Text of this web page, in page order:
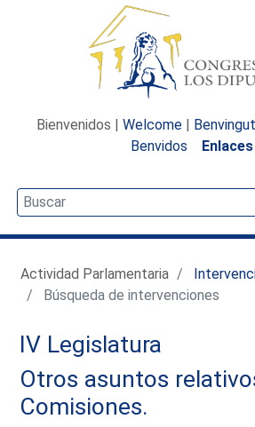
Bienvenidos | Welcome |
Benvidos
Enlaces
Actividad Parlamentaria
Búsqueda de intervenciones
IV Legislatura
Otros asuntos
Comisiones.